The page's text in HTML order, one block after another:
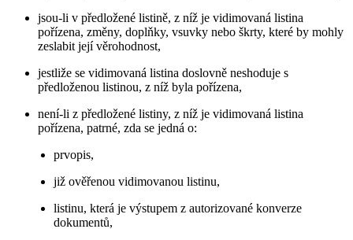
jsou-li v předložené listině, z níž je vidimovaná listina
pořízena, změny, doplňky, vsuvky nebo škrty, které by mohly
zeslabit její věrohodnost,
jestliže se vidimovaná listina doslovně neshoduje s
předloženou listinou, z níž byla pořízena,
není-li z předložené listiny, z níž je vidimovaná listina
pořízena, patrné, zda se jedná o:
prvopis,
již ověřenou vidimovanou listinu,
listinu, která je výstupem z autorizované konverze
dokumentů,